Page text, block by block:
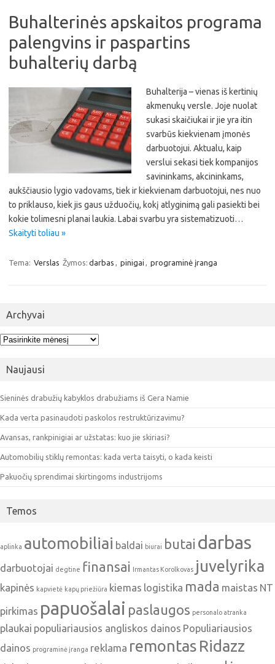
Buhalterinės apskaitos programa
palengvins ir paspartins
buhalterių darbą
Buhalterija – vienas iš kertinių
akmenukų versle. Joje nuolat
sukasi skaičiukai ir jie yra itin
svarbūs kiekvienam įmonės
darbuotojui. Aktualu, kaip
verslui sekasi tiek kompanijos
savininkams, akcininkams,
aukščiausio lygio vadovams, tiek ir kiekvienam darbuotojui, nes nuo
to priklauso, kiek jis gaus užduočių, kokį atlyginimą gali pasiekti bei
kokie tolimesni planai laukia. Labai svarbu yra sistematizuoti…
Skaityti toliau »
Tema: Verslas Žymos: darbas , pinigai , programinė įranga
Archyvai
Archyvai
Naujausi
Sieninės drabužių kabyklos drabužiams iš Gera Namie
Kada verta pasinaudoti paskolos restruktūrizavimu?
Avansas, rankpinigiai ar užstatas: kuo jie skiriasi?
Automobilių stiklų remontas: kada verta taisyti, o kada keisti
Pakuočių sprendimai skirtingoms industrijoms
Temos
aplinka automobiliai baldai biurai butai darbas
darbuotojai degtine finansai Irmantas Korolkovas juvelyrika
kapinės kapvietė kapų priežiūra kiemas logistika mada maistas NT
pirkimas papuošalai paslaugos personalo atranka
plaukai populiariausios angliskos dainos Populiariausios
dainos programinė įranga reklama remontas Ridazz